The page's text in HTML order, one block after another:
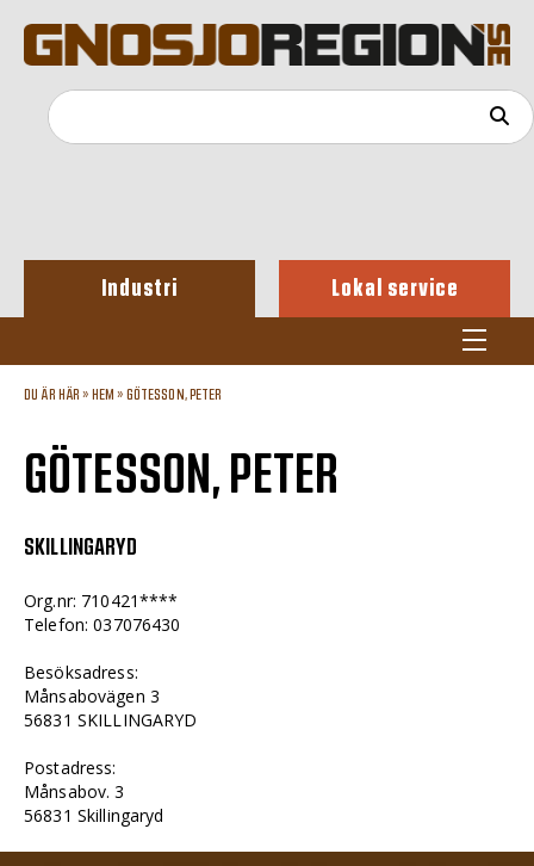
Industri Lokal service
DU ÄR HÄR » HEM » GÖTESSON, PETER
GÖTESSON, PETER
SKILLINGARYD
Org.nr: 710421****
Telefon: 037076430
Besöksadress:
Månsabovägen 3
56831 SKILLINGARYD
Postadress:
Månsabov. 3
56831 Skillingaryd